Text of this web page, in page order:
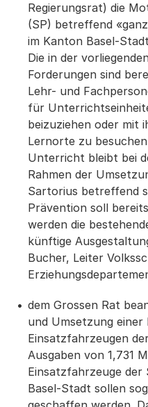
Regierungsrat) die
(SP) betreffend
im Kanton Basel-
Die in der
Forderungen sind
Lehr- und
für
beizuziehen oder mit
Lernorte zu
Unterricht bleibt bei
Rahmen der
Sartorius betreffend
Prävention soll
werden die
künftige
Bucher, Leiter
dem Grossen Rat
und Umsetzung einer
Einsatzfahrzeugen
Ausgaben von 1,731
Einsatzfahrzeuge
Basel-Stadt sollen